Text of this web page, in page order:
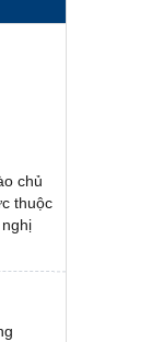
chủ
thuộc
tại